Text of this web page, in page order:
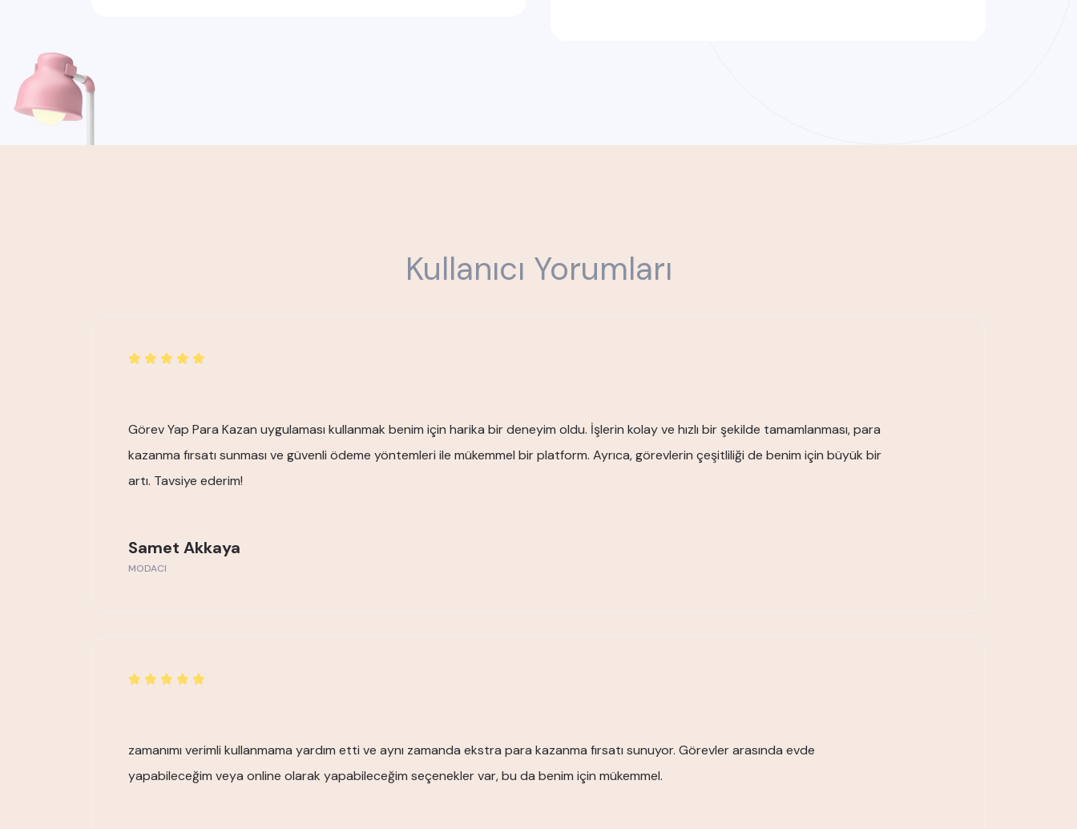
Kullanıcı Yorumları
Görev Yap Para Kazan uygulaması kullanmak benim için harika bir deneyim oldu. İşlerin kolay ve hızlı bir şekilde tamamlanması, para
kazanma fırsatı sunması ve güvenli ödeme yöntemleri ile mükemmel bir platform. Ayrıca, görevlerin çeşitliliği de benim için büyük bir
artı. Tavsiye ederim!
Samet Akkaya
MODACI
zamanımı verimli kullanmama yardım etti ve aynı zamanda ekstra para kazanma fırsatı sunuyor. Görevler arasında evde
yapabileceğim veya online olarak yapabileceğim seçenekler var, bu da benim için mükemmel.